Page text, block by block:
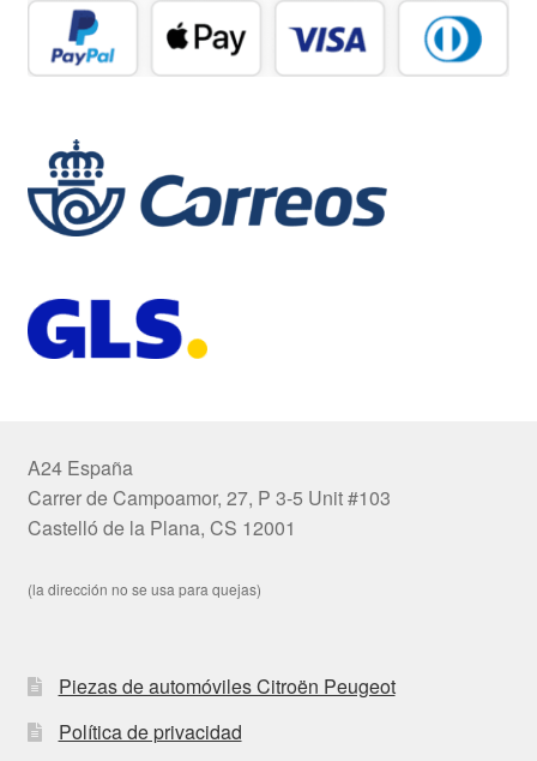
A24 España
Carrer de Campoamor, 27, P 3-5 Unit #103
Castelló de la Plana, CS 12001
(la dirección no se usa para quejas)
Piezas de automóviles Citroën Peugeot
Política de privacidad